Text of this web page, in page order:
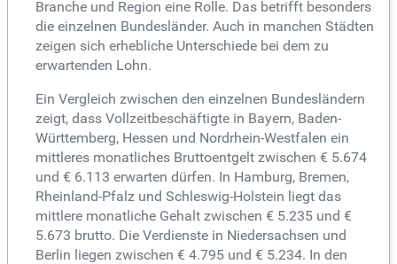
Branche und Region eine Rolle. Das betrifft besonders
die einzelnen Bundesländer. Auch in manchen Städten
zeigen sich erhebliche Unterschiede bei dem zu
erwartenden Lohn.
Ein Vergleich zwischen den einzelnen Bundesländern
zeigt, dass Vollzeitbeschäftigte in Bayern, Baden-
Württemberg, Hessen und Nordrhein-Westfalen ein
mittleres monatliches Bruttoentgelt zwischen € 5.674
und € 6.113 erwarten dürfen. In Hamburg, Bremen,
Rheinland-Pfalz und Schleswig-Holstein liegt das
mittlere monatliche Gehalt zwischen € 5.235 und €
5.673 brutto. Die Verdienste in Niedersachsen und
Berlin liegen zwischen € 4.795 und € 5.234. In den